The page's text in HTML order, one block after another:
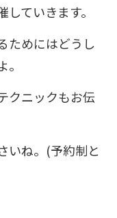
ていきます。
ためにはどうし
クニックもお伝
いね。(予約制と